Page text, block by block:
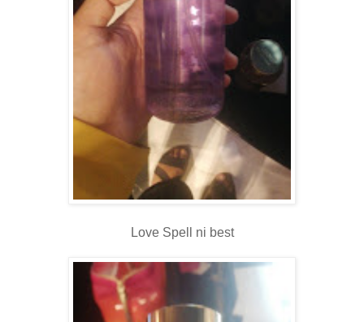
Love Spell ni best